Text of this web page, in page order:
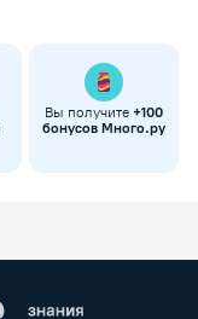
Вы получите +100
бонусов Много.ру